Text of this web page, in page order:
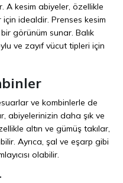
A kesim abiyeler, özellikle
idealdir. Prenses kesim
görünüm sunar. Balık
ve zayıf vücut tipleri için
ve kombinlerle de
abiyelerinizin daha şık ve
altın ve gümüş takılar,
Ayrıca, şal ve eşarp gibi
olabilir.